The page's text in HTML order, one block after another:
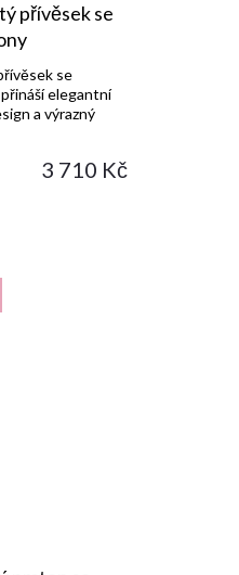
přívěsek se
3 710 Kč
se
elegantní
a výrazný